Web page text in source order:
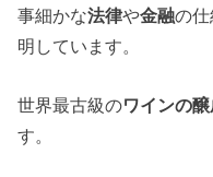
事細かな法律や金融の
明しています。
世界最古級のワインの
す。